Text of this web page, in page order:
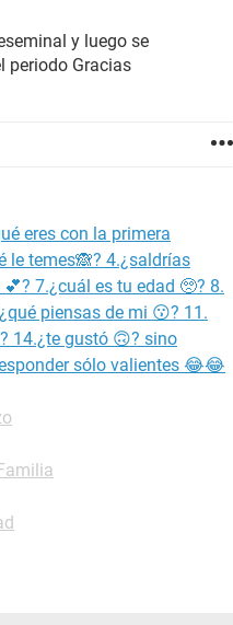
y luego se
periodo Gracias
eres con la primera
le temes🙈? 4.¿saldrías
7.¿cuál es tu edad 🥺? 8.
piensas de mi 😗? 11.
14.¿te gustó 🙃? sino
sólo valientes 😂😂